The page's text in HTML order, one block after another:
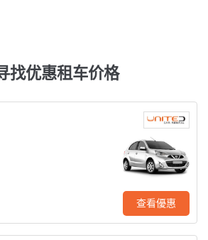
找优惠租车价格
查看優惠